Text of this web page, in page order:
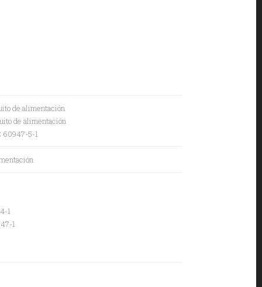
de alimentación
de alimentación
60947-5-1
1
1